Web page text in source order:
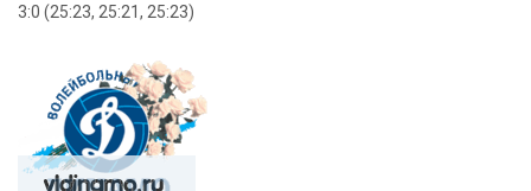
3:0 (25:23, 25:21, 25:23)